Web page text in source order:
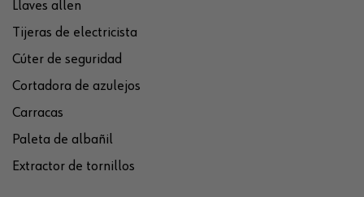
Llaves allen
Tijeras de electricista
Cúter de seguridad
Cortadora de azulejos
Carracas
Paleta de albañil
Extractor de tornillos